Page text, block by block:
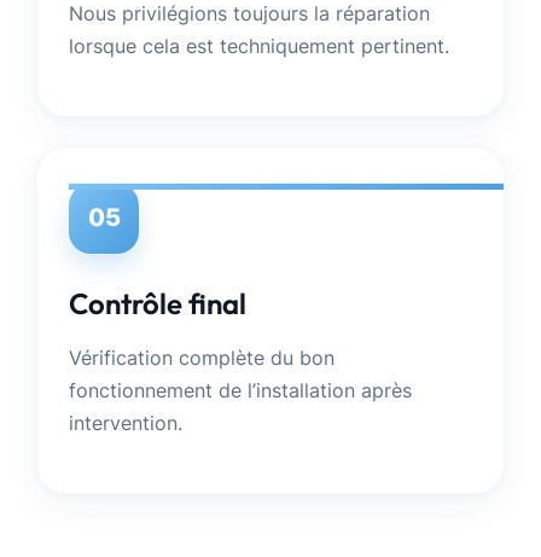
Nous privilégions toujours la réparation
lorsque cela est techniquement pertinent.
05
Contrôle final
Vérification complète du bon
fonctionnement de l’installation après
intervention.